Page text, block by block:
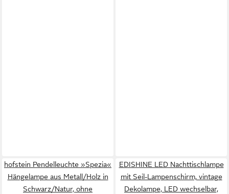
hofstein Pendelleuchte »Spezia«
Hängelampe aus Metall/Holz in
Schwarz/Natur, ohne
EDISHINE LED Nachttischlampe
mit Seil-Lampenschirm, vintage
Dekolampe, LED wechselbar,